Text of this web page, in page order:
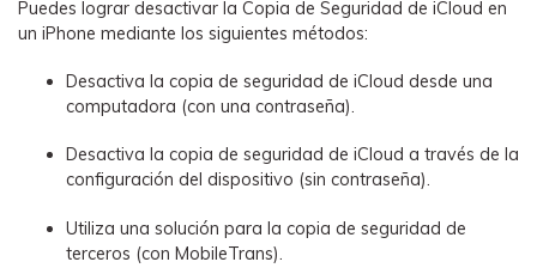
󠀰Puedes lograr desactivar la Copia de Seguridad de iCloud en
un iPhone mediante los siguientes métodos:󠀲󠀡󠀠󠀥󠀩󠀧󠀣󠀢󠀠󠀳
Desactiva la copia de seguridad de iCloud desde una
computadora (con una contraseña).󠀲󠀡󠀠󠀥󠀩󠀧󠀣󠀢󠀡󠀳
Desactiva la copia de seguridad de iCloud a través de la
configuración del dispositivo (sin contraseña).󠀲󠀡󠀠󠀥󠀩󠀧󠀣󠀢󠀢󠀳
Utiliza una solución para la copia de seguridad de
terceros (con MobileTrans).󠀲󠀡󠀠󠀥󠀩󠀧󠀣󠀢󠀣󠀳